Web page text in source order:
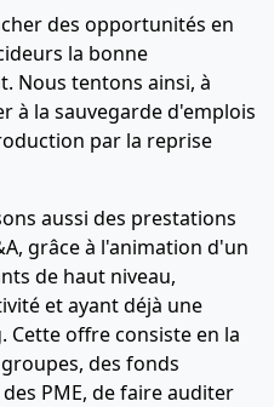
des opportunités en
la bonne
Nous tentons ainsi, à
à la sauvegarde d'emplois
par la reprise
aussi des prestations
grâce à l'animation d'un
de haut niveau,
et ayant déjà une
offre consiste en la
des fonds
PME, de faire auditer